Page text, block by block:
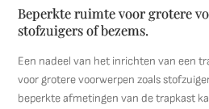
Beperkte ruimte voor grotere
stofzuigers of bezems.
Een nadeel van het inrichten van een
voor grotere voorwerpen zoals
beperkte afmetingen van de trapkast